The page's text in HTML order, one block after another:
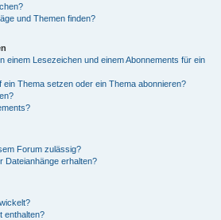
und Themen finden?
einem Lesezeichen und einem Abonnements für ein
Thema setzen oder ein Thema abonnieren?
Forum zulässig?
Dateianhänge erhalten?
enthalten?